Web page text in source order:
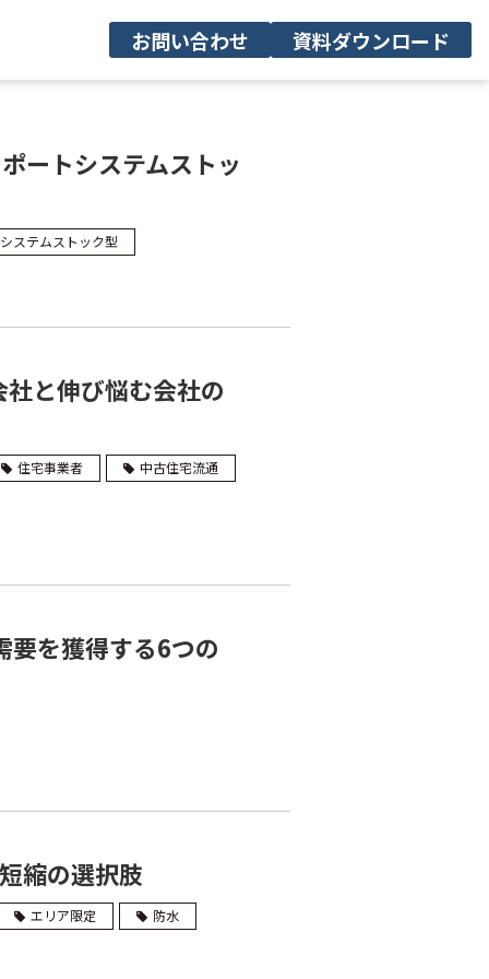
お問い合わせ 資料ダウンロード
ートシステムストッ
ステムストック型
と伸び悩む会社の
住宅事業者
中古住宅流通
要を獲得する6つの
縮の選択肢
エリア限定
防水